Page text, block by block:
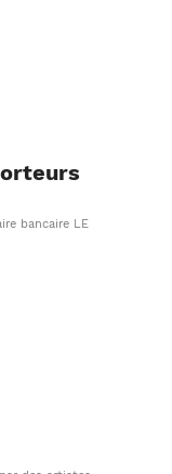
bancaire LE